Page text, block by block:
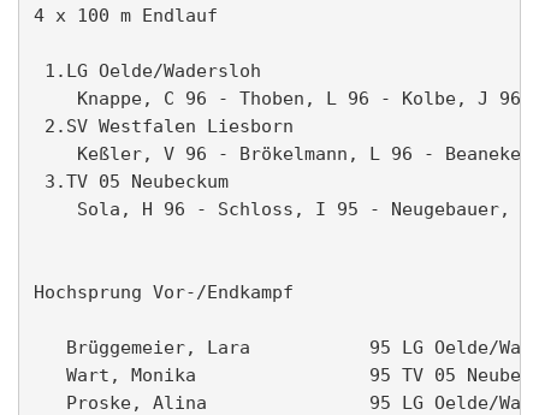
4 x 100 m Endlauf
1.LG Oelde/Wadersloh
Knappe, C 96 - Thoben, L 96 - Kolbe, J 96
2.SV Westfalen Liesborn
Keßler, V 96 - Brökelmann, L 96 -
3.TV 05 Neubeckum
Sola, H 96 - Schloss, I 95 - Neugebauer, M
Hochsprung Vor-/Endkampf
Brüggemeier, Lara           95 LG Oelde/
Wart, Monika                95 TV 05
Proske, Alina               95 LG Oelde/